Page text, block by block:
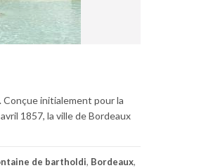
Conçue initialement pour la
1857, la ville de Bordeaux
de bartholdi, Bordeaux,